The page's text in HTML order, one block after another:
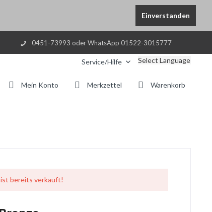
Einverstanden
0451-73993 oder WhatsApp 01522-3015777
Service/Hilfe Select Language
Warenkorb
Merkzettel
Mein Konto
bereits verkauft!